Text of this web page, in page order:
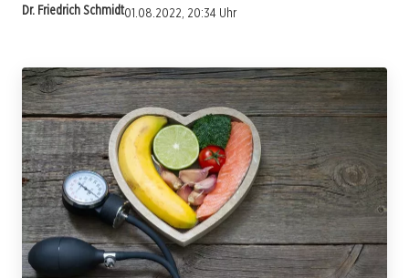
Dr. Friedrich Schmidt01.08.2022, 20:34 Uhr